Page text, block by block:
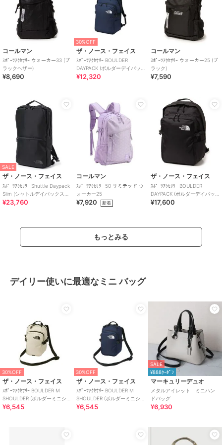
コールマン
ｽﾎﾟｰﾂｱｸｾｻﾘｰ ウォーカー33 (ブ
ラックヘザー)
¥8,690
30%OFF
ザ・ノース・フェイス
ｽﾎﾟｰﾂｱｸｾｻﾘｰ BOULDER
DAYPACK (ボルダーデイパッ
ク)
¥12,320
コールマン
ｽﾎﾟｰﾂｱｸｾｻﾘｰ ウォーカー25 (ブ
ラック)
¥7,590
SALE
ザ・ノース・フェイス
ｽﾎﾟｰﾂｱｸｾｻﾘｰ Shuttle Daypack
Slim (シャトルデイパックスリ
ム)
¥23,760
コールマン
ｽﾎﾟｰﾂｱｸｾｻﾘｰ 50 リミテッド ウ
ォーカー25
¥7,920 新着
ザ・ノース・フェイス
ｽﾎﾟｰﾂｱｸｾｻﾘｰ BOULDER
DAYPACK (ボルダーデイパッ
ク)
¥17,600
もっとみる
デイリー使いに最適なミニ バッグ
30%OFF
ザ・ノース・フェイス
ｽﾎﾟｰﾂｱｸｾｻﾘｰ BOULDER M
SHOULDER (ボルダーミニショ
ルダー)
¥6,545
30%OFF
ザ・ノース・フェイス
ｽﾎﾟｰﾂｱｸｾｻﾘｰ BOULDER M
SHOULDER (ボルダーミニショ
ルダー)
¥6,545
SALE
¥888ｸｰﾎﾟﾝ
マーキュリーデュオ
メタルアイレット ミニハン
ドバッグ
¥6,930